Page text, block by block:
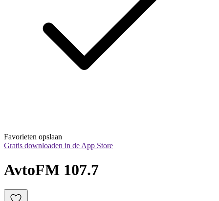
Favorieten opslaan
Gratis downloaden in de App Store
AvtoFM 107.7